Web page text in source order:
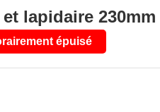
lapidaire
épuisé